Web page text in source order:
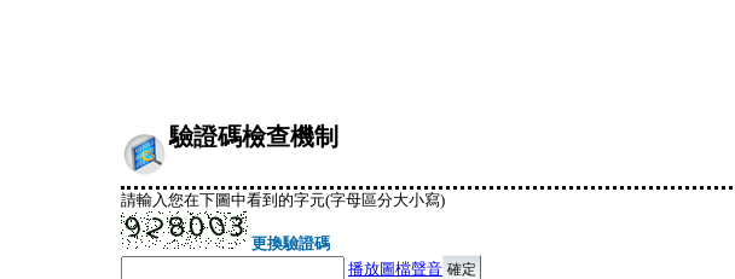
驗證碼檢查機制
請輸入您在下圖中看到的字元(字母區分大小寫)
更換驗證碼
播放圖檔聲音